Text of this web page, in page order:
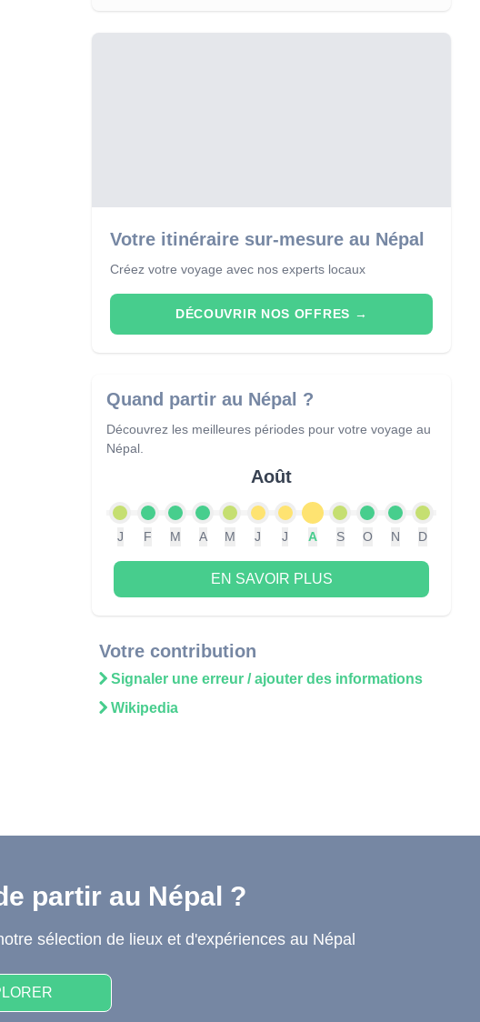
Votre itinéraire sur-mesure au Népal
Créez votre voyage avec nos experts locaux
DÉCOUVRIR NOS OFFRES →
Quand partirau Népal ?
Découvrez les meilleures périodes pour votre voyageau
Népal
Août
J F M A M J J A S O N D
EN SAVOIR PLUS
Votre contribution
Signaler une erreur / ajouter des informations
Wikipedia
partir au Népal ?
sélection de lieux et d'expériences au Népal